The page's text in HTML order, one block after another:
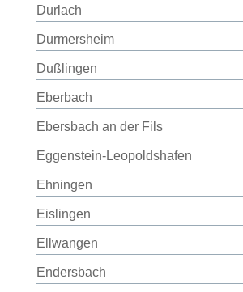
Durlach
Durmersheim
Dußlingen
Eberbach
Ebersbach an der Fils
Eggenstein-Leopoldshafen
Ehningen
Eislingen
Ellwangen
Endersbach